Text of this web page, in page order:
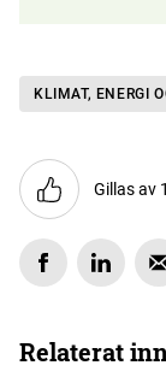
KLIMAT, ENERGI
Gillas av 1
Relaterat